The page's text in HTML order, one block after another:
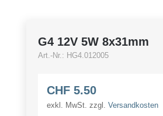
G4 12V 5W 8x31mm
Art.-Nr.: HG4.012005
CHF5.50
exkl. MwSt. zzgl. Versandkosten